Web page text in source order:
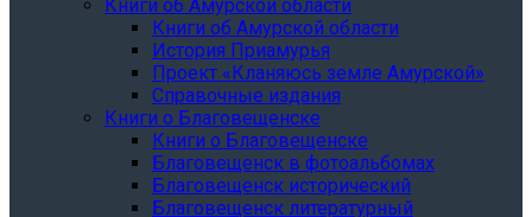
Книги об Амурской области
Книги об Амурской области
История Приамурья
Проект «Кланяюсь земле Амурской»
Справочные издания
Книги о Благовещенске
Книги о Благовещенске
Благовещенск в фотоальбомах
Благовещенск исторический
Благовещенск литературный